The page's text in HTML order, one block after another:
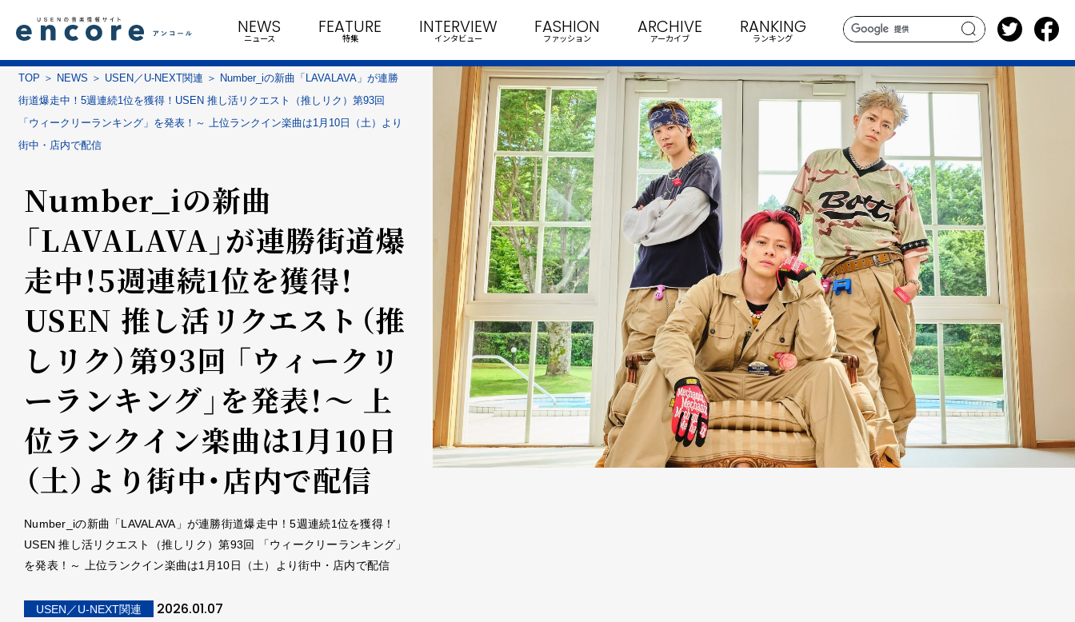
search
NEWS
ニュース
FEATURE
特集
INTERVIEW
インタビュー
FASHION
ファッション
ARCHIVE
アーカイブ
RANKING
ランキング
TOP NEWS USEN／U-NEXT関連
Number_iの新曲「LAVALAVA」が連勝
街道爆走中！5週連続1位を獲得！USEN 推し活リクエスト（推しリク）第93回
「ウィークリーランキング」を発表！～ 上位ランクイン楽曲は1月10日（土）より
街中・店内で配信
Number_iの新曲
「LAVALAVA」が連勝街道爆
走中！5週連続1位を獲得！
USEN 推し活リクエスト（推
しリク）第93回 「ウィークリ
ーランキング」を発表！～ 上
位ランクイン楽曲は1月10日
（土）より街中・店内で配信
Number_iの新曲「LAVALAVA」が連勝街道爆走中！5週連続1位を獲得！
USEN 推し活リクエスト（推しリク）第93回 「ウィークリーランキング」
を発表！～ 上位ランクイン楽曲は1月10日（土）より街中・店内で配信
USEN／U-NEXT関連 2026.01.07